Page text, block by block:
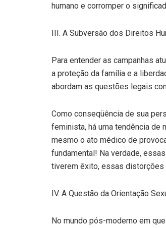
humano e corromper o
III. A Subversão dos Direitos
Para entender as campanhas
a proteção da família e a
abordam as questões legais
Como conseqüência de sua
feminista, há uma tendência de
mesmo o ato médico de
fundamental! Na verdade,
tiverem êxito, essas distorções
IV. A Questão da Orientação
No mundo pós-moderno em